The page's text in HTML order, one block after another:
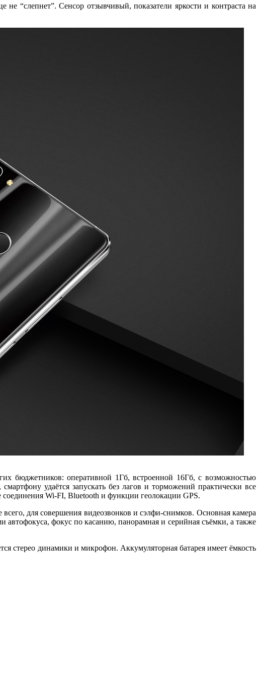
“слепнет”. Сенсор отзывчивый, показатели яркости и контраста на
бюджетников: оперативной 1Гб, встроенной 16Гб, с возможностью
удаётся запускать без лагов и торможений практически все
Wi-FI, Bluetooth и функции геолокации GPS.
для совершения видеозвонков и сэлфи-снимков. Основная камера
фокус по касанию, панорамная и серийная съёмки, а также
стерео динамики и микрофон. Аккумуляторная батарея имеет ёмкость